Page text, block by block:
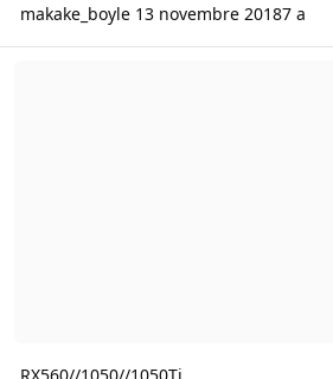
makake_boyle 13 novembre 20187 a